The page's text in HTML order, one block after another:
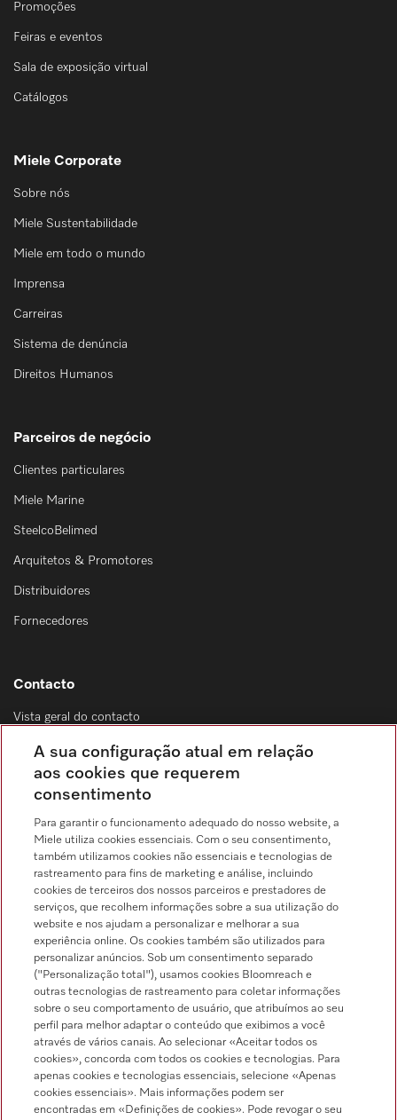
Promoções
Feiras e eventos
Sala de exposição virtual
Catálogos
Miele Corporate
Sobre nós
Miele Sustentabilidade
Miele em todo o mundo
Imprensa
Carreiras
Sistema de denúncia
Direitos Humanos
Parceiros de negócio
Clientes particulares
Miele Marine
SteelcoBelimed
Arquitetos & Promotores
Distribuidores
Fornecedores
Contacto
Vista geral do contacto
Distribuição & Serviço de assistência técnica
Chamada para a rede fixa, de acordo com o seu tarifário, em Portugal e em
Pesquisa de distribuidores
Siga a Miele Professional
A sua configuração atual em relação
aos cookies que requerem
consentimento
Para garantir o funcionamento adequado do nosso website, a
Miele utiliza cookies essenciais. Com o seu consentimento,
também utilizamos cookies não essenciais e tecnologias de
rastreamento para fins de marketing e análise, incluindo
cookies de terceiros dos nossos parceiros e prestadores de
serviços, que recolhem informações sobre a sua utilização do
website e nos ajudam a personalizar e melhorar a sua
experiência online. Os cookies também são utilizados para
personalizar anúncios. Sob um consentimento separado
("Personalização total"), usamos cookies Bloomreach e
outras tecnologias de rastreamento para coletar informações
sobre o seu comportamento de usuário, que atribuímos ao seu
perfil para melhor adaptar o conteúdo que exibimos a você
através de vários canais. Ao selecionar «Aceitar todos os
cookies», concorda com todos os cookies e tecnologias. Para
apenas cookies e tecnologias essenciais, selecione «Apenas
cookies essenciais». Mais informações podem ser
encontradas em «Definições de cookies». Pode revogar o seu